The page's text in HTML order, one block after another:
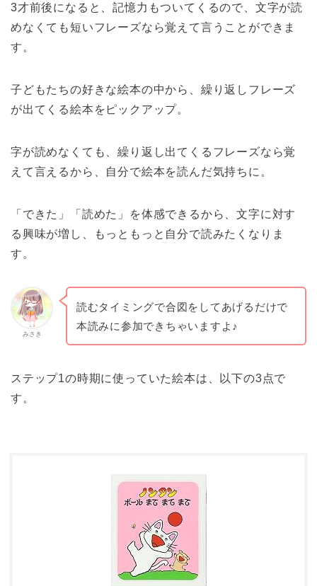
3才前後になると、記憶力もついてくるので、文字が読
めなくても短いフレーズなら覚えて言うことができま
す。
子どもたちの好きな絵本の中から、繰り返しフレーズ
が出てくる絵本をピックアップ。
字が読めなくても、繰り返し出てくるフレーズなら覚
えて言えるから、自分で絵本を読んだ気持ちに。
「できた」「読めた」を体感できるから、文字に対す
る興味が増し、もっともっと自分で読みたくなりま
す。
みさき
読むタイミングで合図をしてあげるだけで
本読みに参加できちゃいますよ♪
ステップ1の時期に使っていた絵本は、以下の3点で
す。